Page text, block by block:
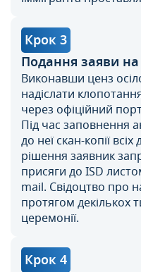
Крок 3
Подання заяви
Виконавши ценз
надіслати
через офіційний
Під час заповнення
до неї скан-копії
рішення заявник
присяги до ISD
mail. Свідоцтво про
протягом декількох
церемонії.
Крок 4